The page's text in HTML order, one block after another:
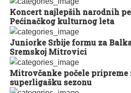
Koncert najlepših narodnih
Pećinačkog kulturnog leta
Juniorke Srbije formu za
Sremskoj Mitrovici
Mitrovčanke počele pripreme
superligašku sezonu